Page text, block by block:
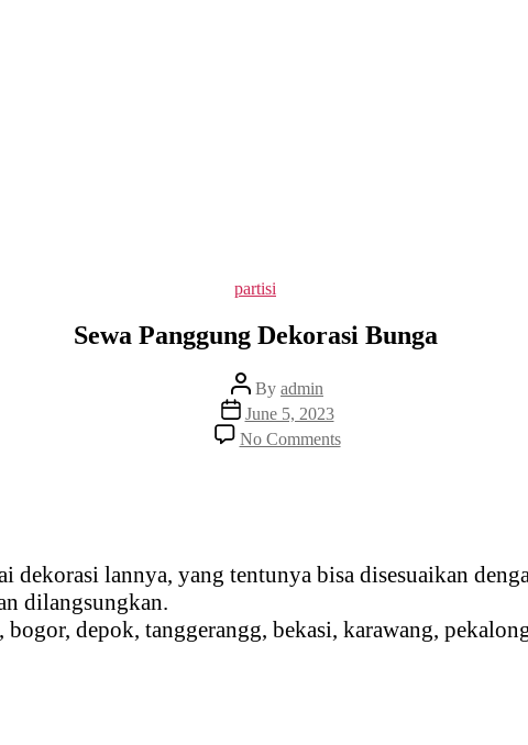
Categories
partisi
Sewa Panggung Dekorasi Bunga
Post
author
By admin
Post
date
June 5, 2023
No Commentson
Sewa
dekorasi lannya, yang tentunya bisa disesuaikan
dilangsungkan.
depok, tanggerangg, bekasi, karawang,